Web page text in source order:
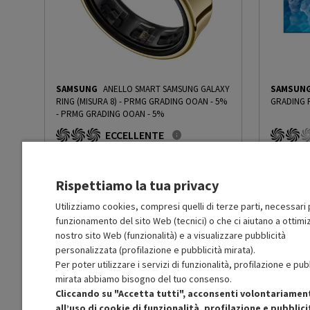
Consumo energetico annuale
Autonomia Black-Out (h) 5
Capacità di congelamento
(kg/24h)
Sistema raffreddamento
frigorifero
No Frost
Sistema raffreddamento
congelatore
No Frost
SAMSUNG ANELLO SMART SAMSUNG GALAXY
RING (MISURA 8) - PRMG GRADING OOAN - 5%
- PRMG GRADING OOAN - 5%
ECCELLENTE
N: Prodotto funzionante
Prodotto Nuovo 449.00 -5%
Ricondizionato Prezzo ridotto da
426.55a-50%
In Promozione 213.27
Aggiungi al carrello
GRADING
In
Rispettiamo la tua privacy
Utilizziamo cookies, compresi quelli di terze parti, necessari
funzionamento del sito Web (tecnici) o che ci aiutano a
nostro sito Web (funzionalità) e a visualizzare pubblicità
personalizzata (profilazione e pubblicità mirata).
Per poter utilizzare i servizi di funzionalità, profilazione e
mirata abbiamo bisogno del tuo consenso.
Cliccando su "Accetta tutti", acconsenti